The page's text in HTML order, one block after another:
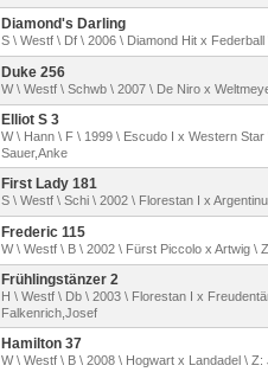
Diamond's Darling
S \ Westf \ Df \ 2006 \ Diamond Hit x
Duke 256
W \ Westf \ Schwb \ 2007 \ De Niro x
Elliot S 3
W \ Hann \ F \ 1999 \ Escudo I x Western
Sauer,Anke
First Lady 181
S \ Westf \ Schi \ 2002 \ Florestan I x
Frederic 115
W \ Westf \ B \ 2002 \ Fürst Piccolo x Artwig \
Frühlingstänzer 2
H \ Westf \ Db \ 2003 \ Florestan I x
Falkenrich,Josef
Hamilton 37
W \ Westf \ B \ 2008 \ Hogwart x Landadel \